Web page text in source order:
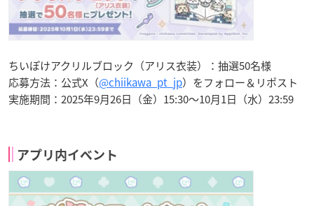
ちいぽけアクリルブロック（アリス衣装）：抽選50名様
応募方法：公式X（@chiikawa_pt_jp）をフォロー＆リポスト
実施期間：2025年9月26日（金）15:30～10月1日（水）23:59
アプリ内イベント